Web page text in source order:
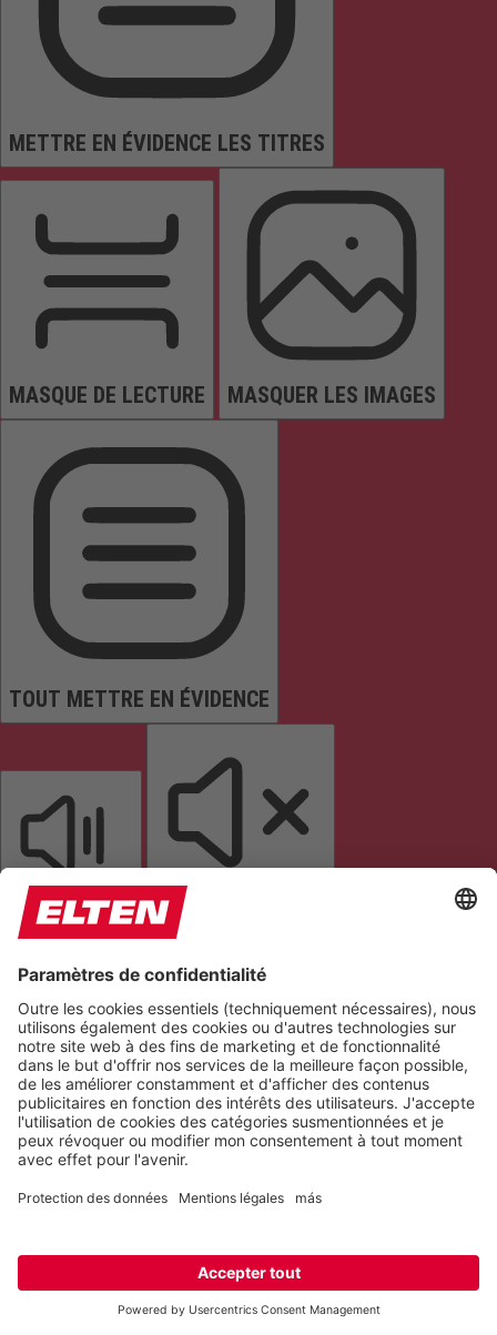
METTRE EN ÉVIDENCE LES TITRES
MASQUE DE LECTURE MASQUER LES IMAGES
TOUT METTRE EN ÉVIDENCE
LIRE LA PAGE COUPER LES SONS
ARRÊTER LES ANIMATIONS